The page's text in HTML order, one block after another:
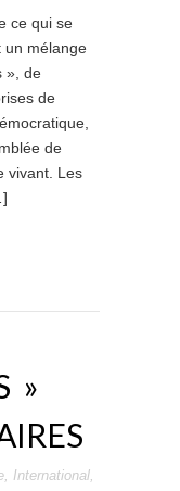
ce qui se
un mélange
», de
de
de
vivant. Les
»
, International,